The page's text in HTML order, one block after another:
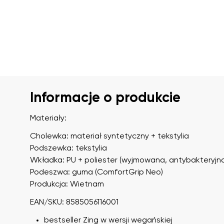
Informacje o produkcie
Materiały:
Cholewka: materiał syntetyczny + tekstylia
Podszewka: tekstylia
Wkładka: PU + poliester (wyjmowana,
Podeszwa: guma (ComfortGrip Neo)
Produkcja: Wietnam
EAN/SKU: 8585056116001
bestseller Zing w wersji wegańskiej